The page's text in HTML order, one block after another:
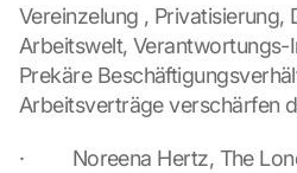
Vereinzelung , Privatisierung,
Arbeitswelt, Verantwortungs-
Prekäre
Arbeitsverträge verschärfen
·         Noreena Hertz, The
i
n
g
o
f
h